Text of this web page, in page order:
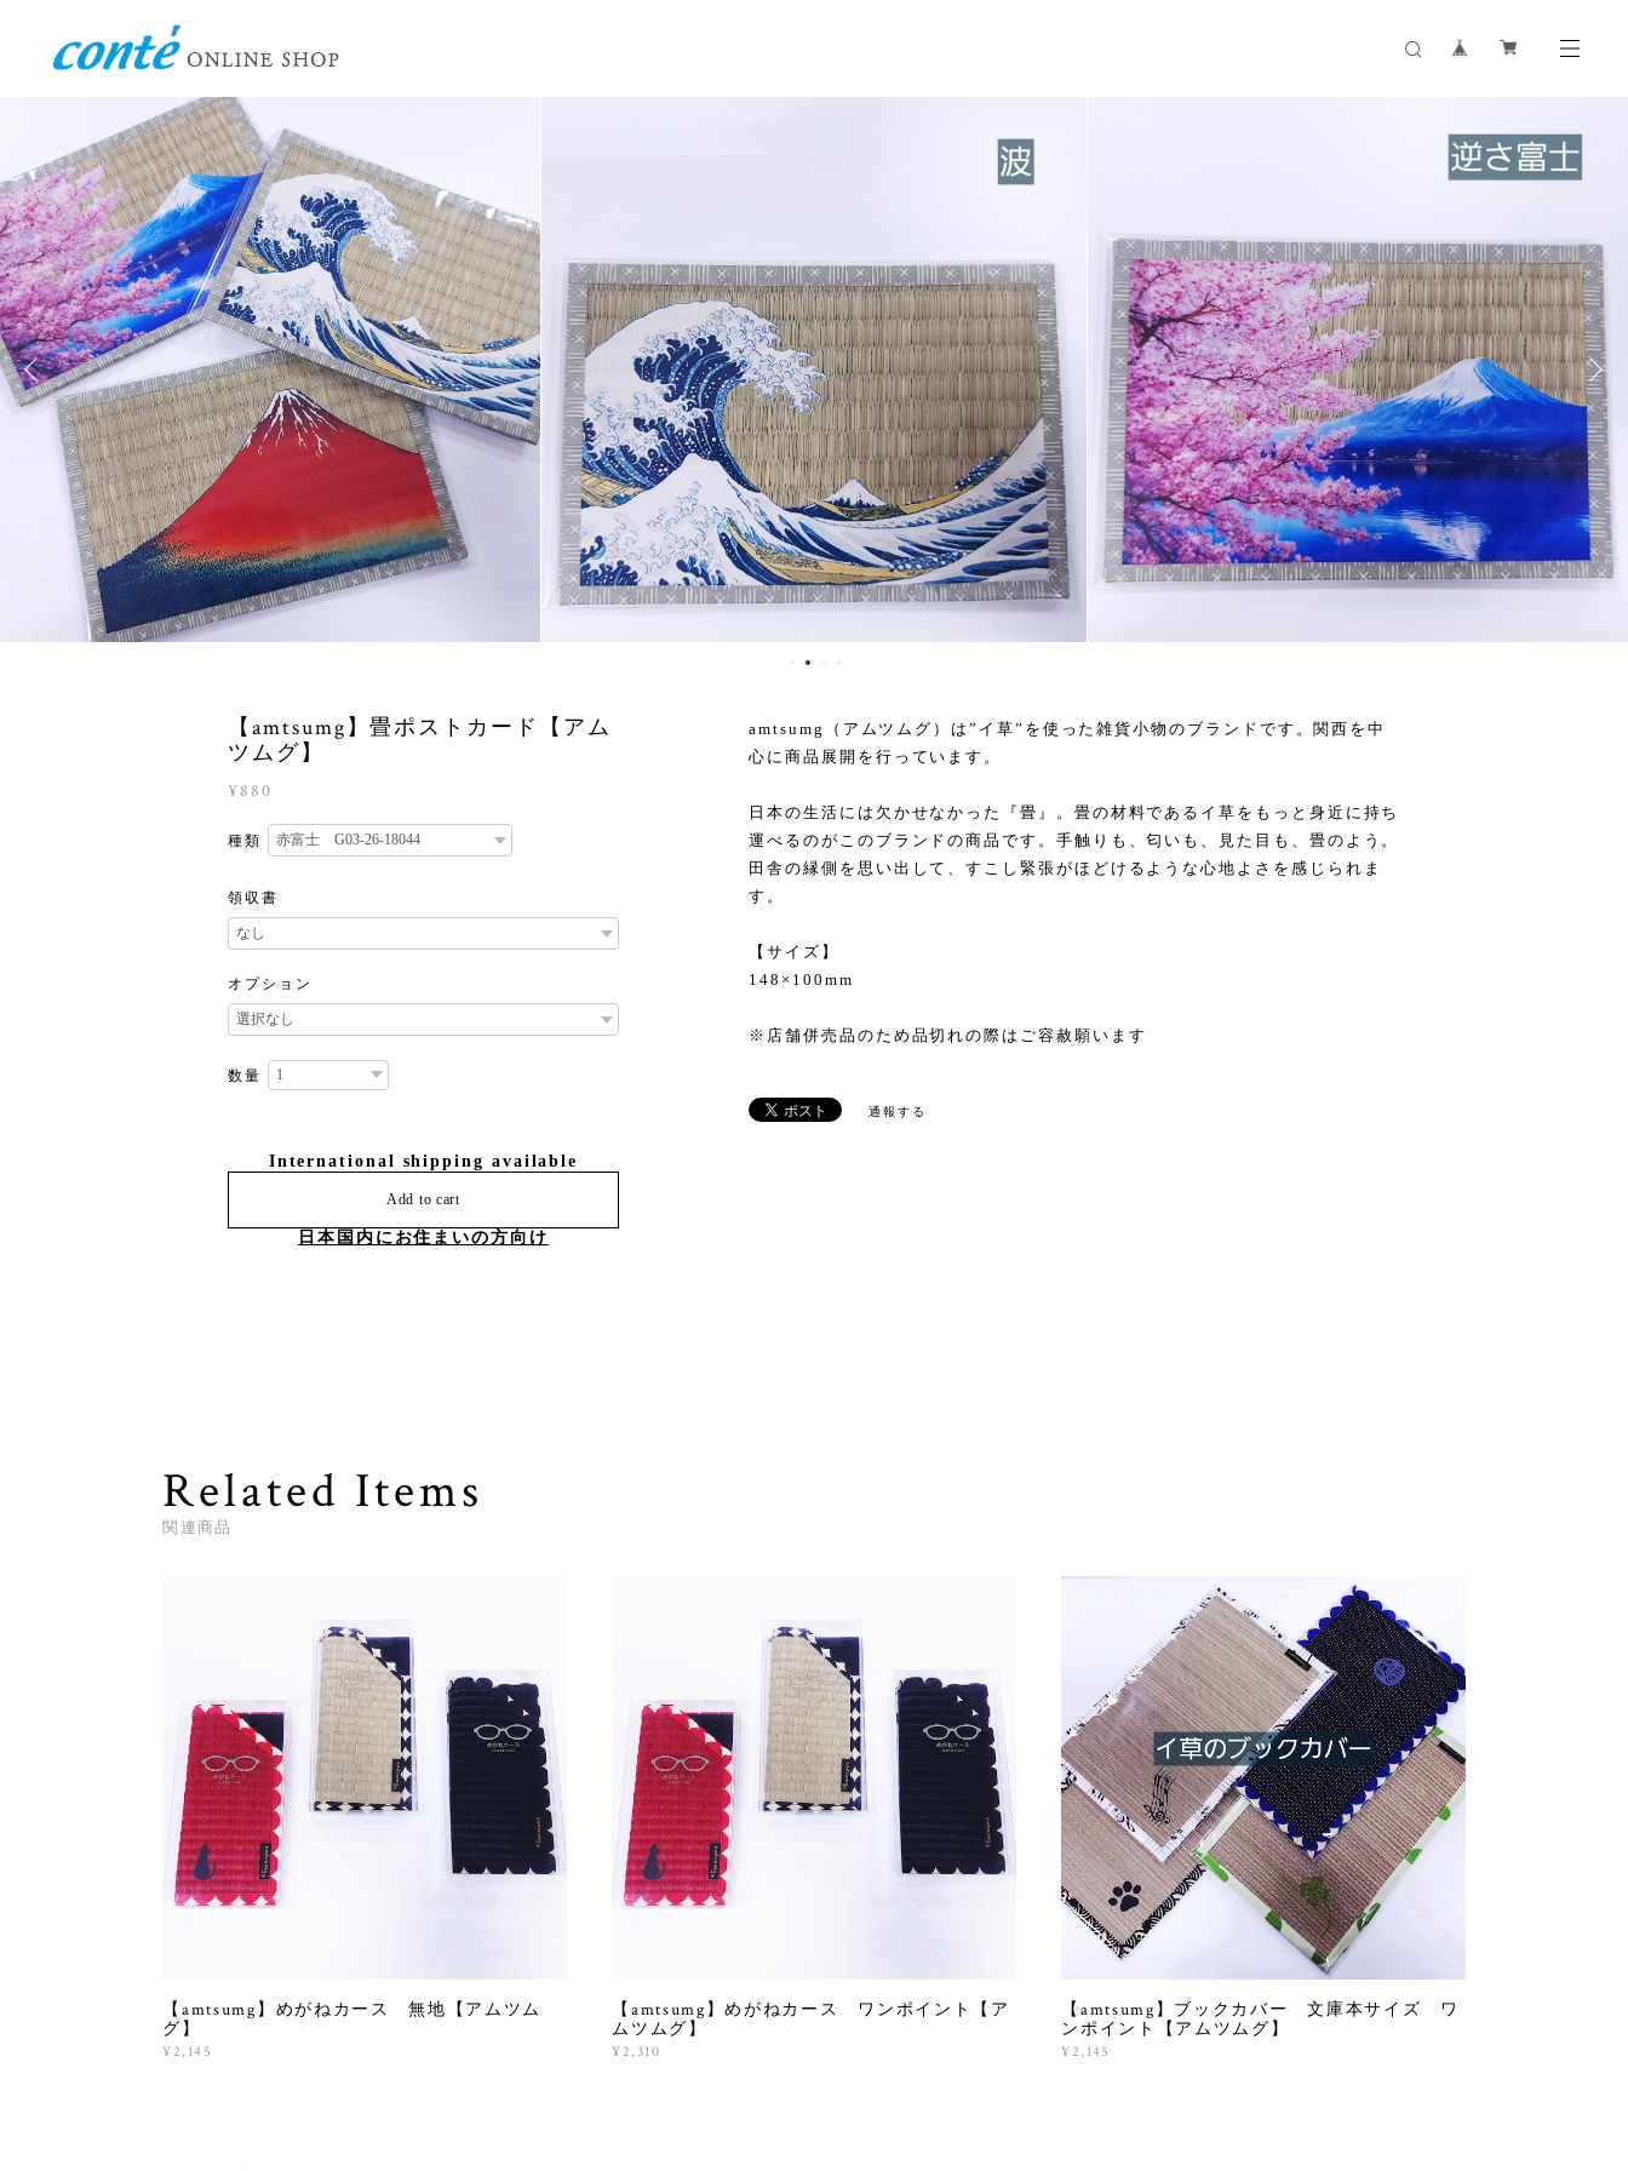
【amtsumg】畳ポストカード【アム
ツムグ】
¥880
種類
領収書
オプション
数量
International shipping available
Add to cart
日本国内にお住まいの方向け
amtsumg（アムツムグ）は”イ草”を使った雑貨小物のブランドです。関西を中
心に商品展開を行っています。
日本の生活には欠かせなかった『畳』。畳の材料であるイ草をもっと身近に持ち
運べるのがこのブランドの商品です。手触りも、匂いも、見た目も、畳のよう。
田舎の縁側を思い出して、すこし緊張がほどけるような心地よさを感じられま
す。
【サイズ】
148×100mm
※店舗併売品のため品切れの際はご容赦願います
通報する
Related Items
関連商品
【amtsumg】めがねカース 無地【アムツム
グ】
¥2,145
【amtsumg】めがねカース ワンポイント【ア
ムツムグ】
¥2,310
【amtsumg】ブックカバー 文庫本サイズ ワ
ンポイント【アムツムグ】
¥2,145